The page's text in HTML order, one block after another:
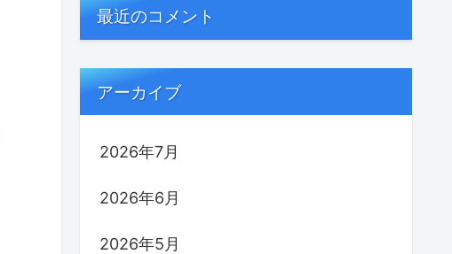
最近のコメント
アーカイブ
2026年7月
2026年6月
2026年5月